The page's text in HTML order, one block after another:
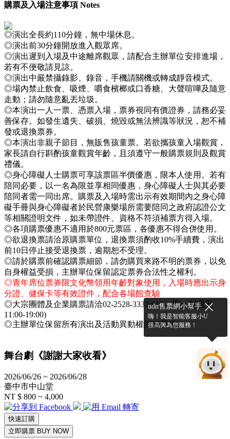
購票及入場注意事項 Notes
◎演出全長約110分鐘，無中場休息。
◎演出前30分鐘開放進入觀眾席。
◎演出遲到入場及中途離席觀眾，請配合主辦單位安排進場，
若有不便敬請見諒。
◎演出中嚴禁攝錄影、錄音，手機請關機或轉成靜音模式。
◎場內禁止飲食、吸煙、嚼食檳榔或口香糖、大聲喧嘩及隨意
走動；請勿隨意亂丟垃圾。
◎本演出一人一票、憑票入場，票券視同有價證券，請務必妥
善保存。如發生遺失、破損、燒毀或無法辨識等狀況，恕不補
發或退換票券。
◎本演出非親子節目，無販售孩童票。若欲攜孩童入場觀賞，
家長請自行斟酌孩童觀賞年齡，且須遵守一般購票規則及觀賞
禮儀。
◎身心障礙人士購票可享該票區半價優惠，限本人使用。若有
陪同必要，以一名為限並享相同優惠，身心障礙人士與其必要
陪同者需一同出席。購票及入場時需出示有效期間內之身心障
礙手冊與身心障礙者於民營康樂場所需要陪同之政府認證公文
等相關證明文件，如未帶證件、資格不符須補票方得入場。
◎各項購票優惠不適用於800元票區，各優惠不得合併使用。
◎欲退換票請洽原購票單位，退換票須酌收10%手續費，演出
前10日停止接受退換票，逾期恕不受理。
◎請於購票前確認購票細節，請勿購買來路不明的票券，以免
自身權益受損，主辦單位保留認定票券合法性之權利。
◎青年席位票券限文化幣領用年齡對象使用，入場時應出示身
分證、健保卡等有效證件，配合各場館查驗
◎大宗團體及企業購票請洽02-2528-3333 #164 (週一到週五
11:00-19:00)
◎主辦單位保留所有演出及活動異動權與解釋權。
舞台劇《謝謝大家收看》
2026/06/26 ~ 2026/06/28
臺中市中山堂
NT $ 800 ~ 4,000
快速訂購
立即購票 BUY NOW
udn售票網小幫手
嗨！我是智能客服小U
很高興為您服務！